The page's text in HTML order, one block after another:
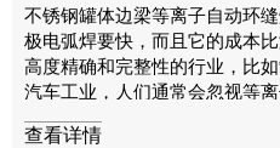
不锈钢罐体边梁等离子自动环
极电弧焊要快，而且它的成本
高度精确和完整性的行业，比
汽车工业，人们通常会忽视等
查看详情